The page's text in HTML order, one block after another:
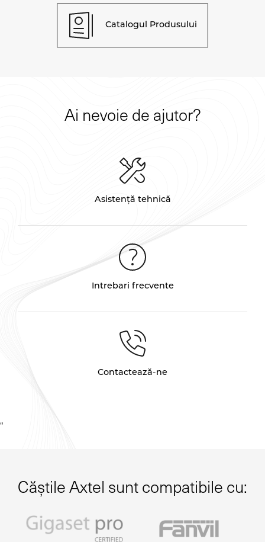
Catalogul Produsului
Ai nevoie de ajutor?
Asistență tehnică
Intrebari frecvente
Contactează-ne
“
Căștile Axtel sunt compatibile cu: